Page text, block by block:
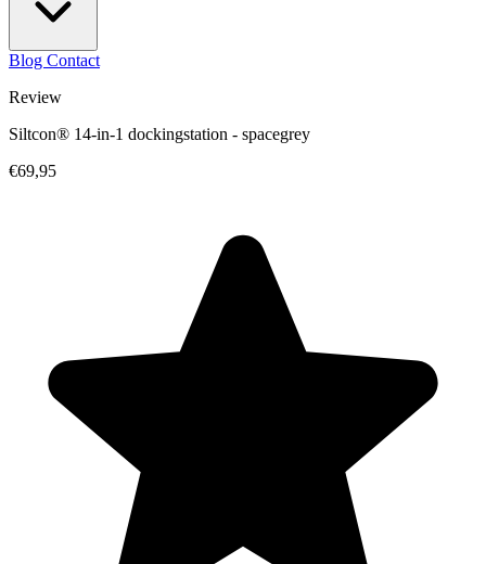
Blog Contact
Review
Siltcon® 14-in-1 dockingstation - spacegrey
€69,95